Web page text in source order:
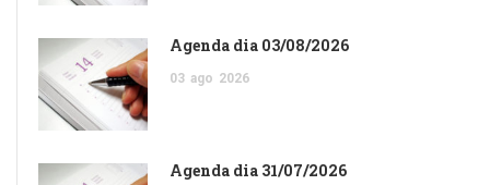
Agenda dia 03/08/2026
03 ago 2026
Agenda dia 31/07/2026